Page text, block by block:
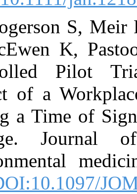
31. Rogerson
Z, McEwen
Controlled
Impact of a
During a
Change.
34. [